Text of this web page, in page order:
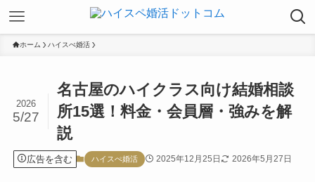
ホーム ハイスぺ婚活
名古屋のハイクラス向け結婚相談
所15選！料金・会員層・強みを解
説
2026
5/27
広告を含む ハイスぺ婚活 2025年12月25日 2026年5月27日